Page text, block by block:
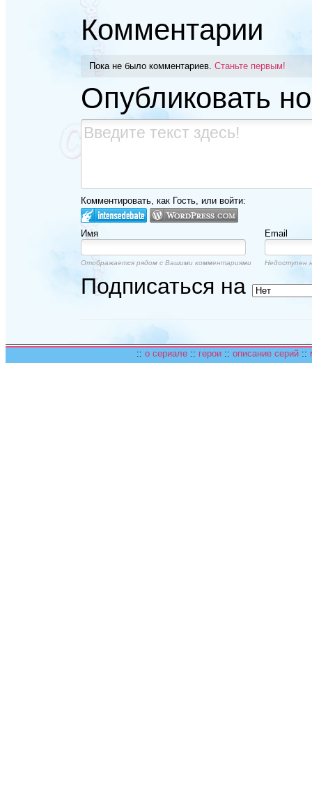
Комментарии
Пока не было комментариев. Станьте первым!
Опубликовать
Комментировать, как Гость, или войти:
Имя Email
Отображается рядом с Вашими комментариями Недоступен
Подписаться на
:: о сериале :: герои :: описание серий ::